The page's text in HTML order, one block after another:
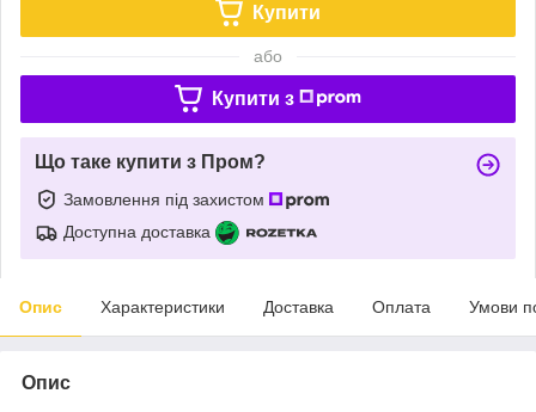
Купити
або
Купити з
Що таке купити з Пром?
Замовлення під захистом
Доступна доставка
Опис Характеристики Доставка Оплата Умови
Опис